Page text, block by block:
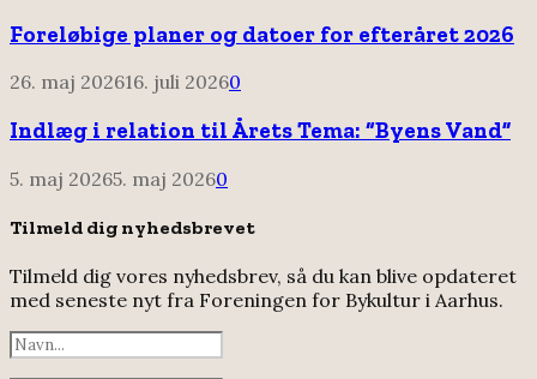
Foreløbige planer og datoer for efteråret 2026
26. maj 202616. juli 20260
Indlæg i relation til Årets Tema: “Byens Vand”
5. maj 20265. maj 20260
Tilmeld dig nyhedsbrevet
Tilmeld dig vores nyhedsbrev, så du kan blive opdateret
med seneste nyt fra Foreningen for Bykultur i Aarhus.